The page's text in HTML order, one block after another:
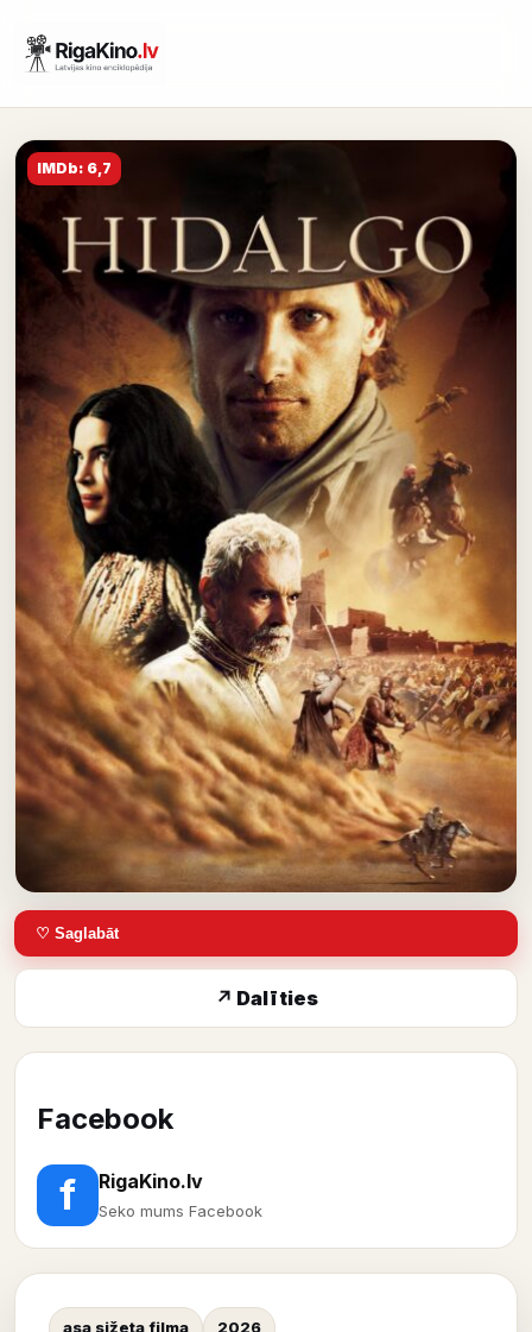
IMDb: 6,7
♡ Saglabāt
↗ Dalīties
Facebook
f RigaKino.lv
Seko mums Facebook
asa sižeta filma 2026